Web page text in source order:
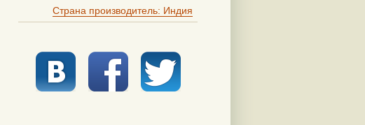
Страна производитель: Индия